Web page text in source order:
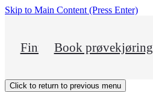
Skip to Main Content (Press Enter)
Finn en forhandler
Book prøvekjøring
Click to return to previous menu